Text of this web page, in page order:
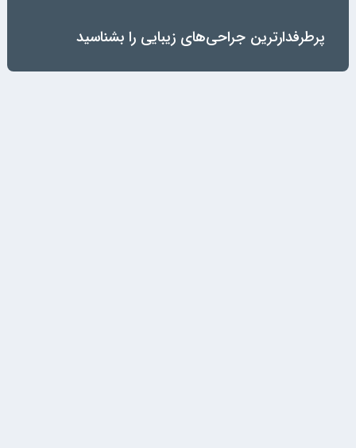
پرطرفدارترین جراحی‌های زیبایی را بشناسید